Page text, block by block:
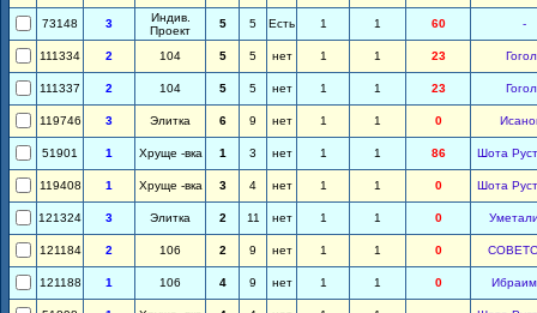
73148 3
Индив.
Проект
5 5 Есть 1 1 60 -
111334 2 104 5 5 нет 1 1 23
111337 2 104 5 5 нет 1 1 23
119746 3 Элитка 6 9 нет 1 1 0
51901 1 Хруще -вка 1 3 нет 1 1 86 Шота
119408 1 Хруще -вка 3 4 нет 1 1 0 Шота
121324 3 Элитка 2 11 нет 1 1 0
121184 2 106 2 9 нет 1 1 0
121188 1 106 4 9 нет 1 1 0